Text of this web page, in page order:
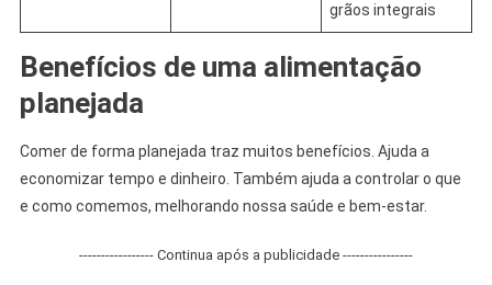
grãos integrais
Benefícios de uma alimentação
planejada
Comer de forma planejada traz muitos benefícios. Ajuda a
economizar tempo e dinheiro. Também ajuda a controlar o que
e como comemos, melhorando nossa saúde e bem-estar.
----------------- Continua após a publicidade ----------------